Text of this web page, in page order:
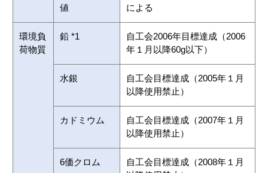
値
による
環境負
荷物質
鉛 *1
自工会2006年目標達成（2006
年１月以降60g以下）
水銀
自工会目標達成（2005年１月
以降使用禁止）
カドミウム
自工会目標達成（2007年１月
以降使用禁止）
6価クロム
自工会目標達成（2008年１月